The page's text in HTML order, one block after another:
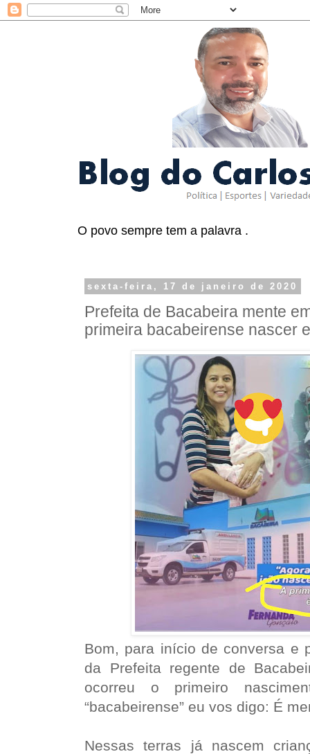
O povo sempre tem a palavra .
sexta-feira, 17 de janeiro de 2020
Prefeita de Bacabeira mente
primeira bacabeirense nascer
Bom, para início de conversa e
da Prefeita regente de
ocorreu o primeiro
“bacabeirense” eu vos digo: É
Nessas terras já nascem